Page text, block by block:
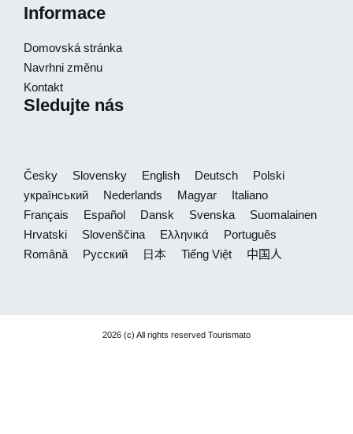
Informace
Domovská stránka
Navrhni změnu
Kontakt
Sledujte nás
Česky Slovensky English Deutsch
Polski
український
Nederlands Magyar
Italiano
Français
Español Dansk Svenska
Suomalainen
Hrvatski
Slovenščina Ελληνικά
Português
Română
Русский 日本 Tiếng Việt 中国人
2026 (c) All rights reserved Tourismato